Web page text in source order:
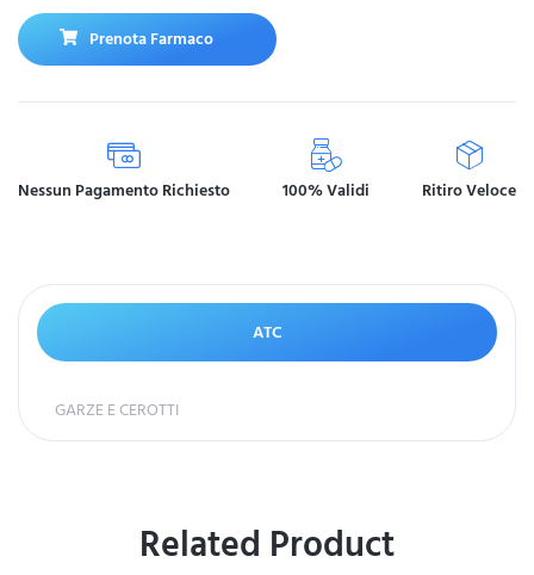
Prenota Farmaco
Nessun Pagamento Richiesto 100% Validi Ritiro Veloce
ATC
GARZE E CEROTTI
Related Product